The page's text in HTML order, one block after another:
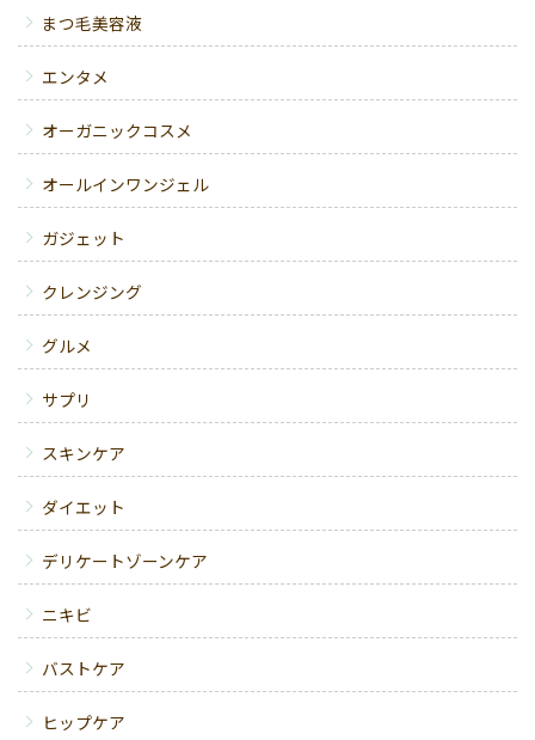
まつ毛美容液
エンタメ
オーガニックコスメ
オールインワンジェル
ガジェット
クレンジング
グルメ
サプリ
スキンケア
ダイエット
デリケートゾーンケア
ニキビ
バストケア
ヒップケア